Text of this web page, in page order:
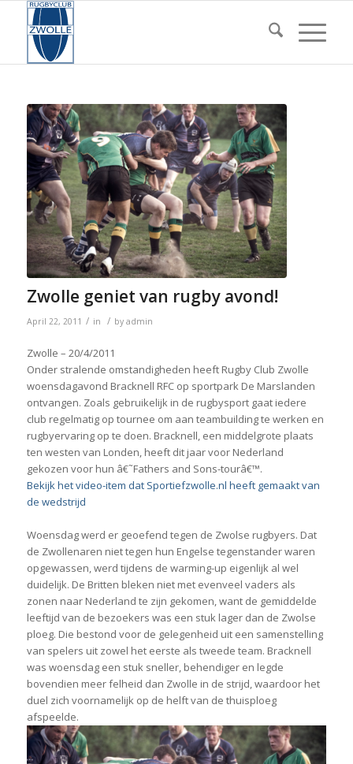
Zwolle geniet van rugby avond!
April 22, 2011 / in / by admin
Zwolle – 20/4/2011
Onder stralende omstandigheden heeft Rugby Club Zwolle
woensdagavond Bracknell RFC op sportpark De Marslanden
ontvangen. Zoals gebruikelijk in de rugbysport gaat iedere
club regelmatig op tournee om aan teambuilding te werken en
rugbyervaring op te doen. Bracknell, een middelgrote plaats
ten westen van Londen, heeft dit jaar voor Nederland
gekozen voor hun â€˜Fathers and Sons-tourâ€™.
Bekijk het video-item dat Sportiefzwolle.nl heeft gemaakt van
de wedstrijd
Woensdag werd er geoefend tegen de Zwolse rugbyers. Dat
de Zwollenaren niet tegen hun Engelse tegenstander waren
opgewassen, werd tijdens de warming-up eigenlijk al wel
duidelijk. De Britten bleken niet met evenveel vaders als
zonen naar Nederland te zijn gekomen, want de gemiddelde
leeftijd van de bezoekers was een stuk lager dan de Zwolse
ploeg. Die bestond voor de gelegenheid uit een samenstelling
van spelers uit zowel het eerste als tweede team. Bracknell
was woensdag een stuk sneller, behendiger en legde
bovendien meer felheid dan Zwolle in de strijd, waardoor het
duel zich voornamelijk op de helft van de thuisploeg
afspeelde.